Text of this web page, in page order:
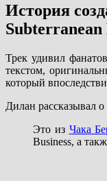
История
Subterranean
Трек удивил
текстом,
который
Дилан рассказывал
Это из Чака
Business, а